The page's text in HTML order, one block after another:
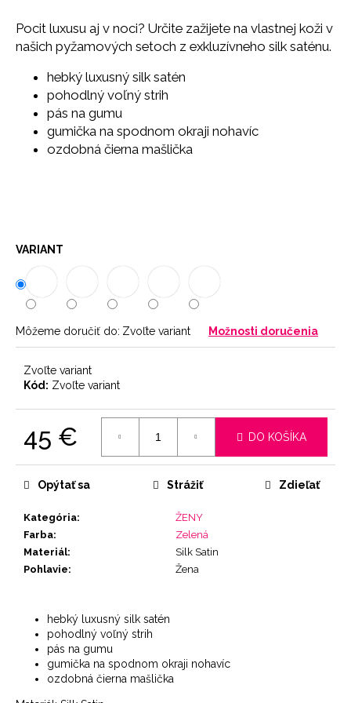
Pocit luxusu aj v noci? Určite zažijete na vlastnej koži v
našich pyžamových setoch z exkluzívneho silk saténu.
hebký luxusný silk satén
pohodlný voľný strih
pás na gumu
gumička na spodnom okraji nohavíc
ozdobná čierna mašlička
VARIANT
Môžeme doručiť do: Zvoľte variant Možnosti doručenia
Zvoľte variant
Kód: Zvoľte variant
45 € DO KOŠÍKA
Kategória:
ŽENY
Farba:
Zelená
Materiál:
Silk Satin
Pohlavie: Žena
Opýtať sa Strážiť Zdieľať
hebký luxusný silk satén
pohodlný voľný strih
pás na gumu
gumička na spodnom okraji nohavíc
ozdobná čierna mašlička
a
m
e
SŤAHOVACIE
NOHAVIČKY
SKIN